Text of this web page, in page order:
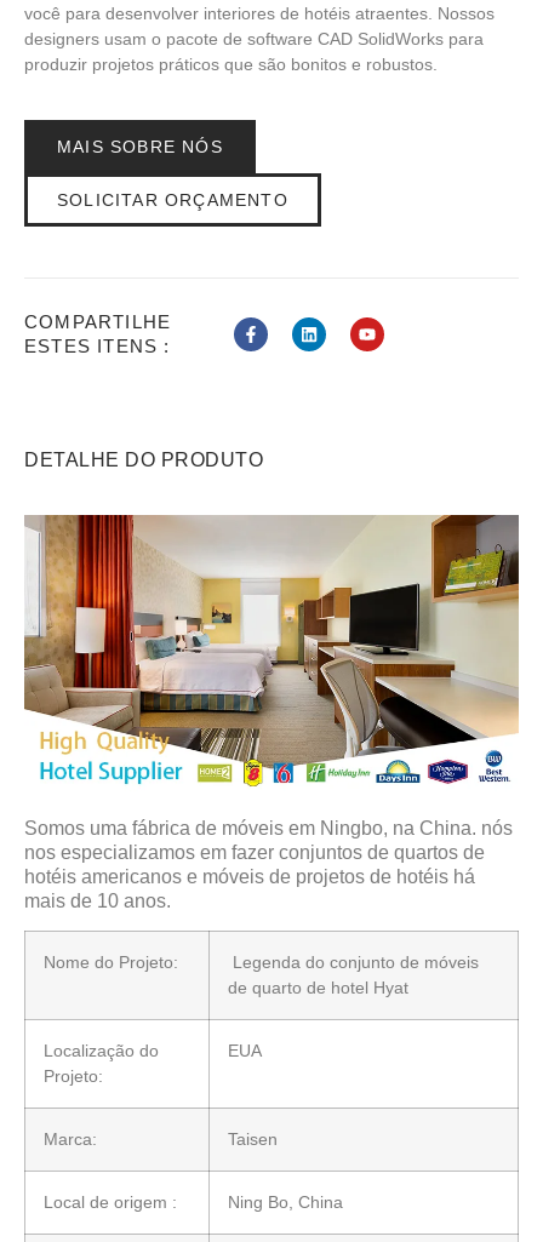
você para desenvolver interiores de hotéis atraentes. Nossos
designers usam o pacote de software CAD SolidWorks para
produzir projetos práticos que são bonitos e robustos.
MAIS SOBRE NÓS
SOLICITAR ORÇAMENTO
COMPARTILHE
ESTES ITENS :
DETALHE DO PRODUTO
Somos uma fábrica de móveis em Ningbo, na China. nós
nos especializamos em fazer conjuntos de quartos de
hotéis americanos e móveis de projetos de hotéis há
mais de 10 anos.
Nome do Projeto:
Legenda do conjunto de móveis
de quarto de hotel Hyat
Localização do
Projeto:
EUA
Marca: Taisen
Local de origem : Ning Bo, China